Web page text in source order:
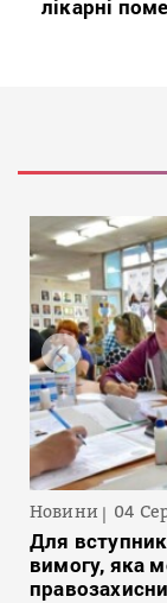
лікарні
Новини 04
Для
вимогу, яка